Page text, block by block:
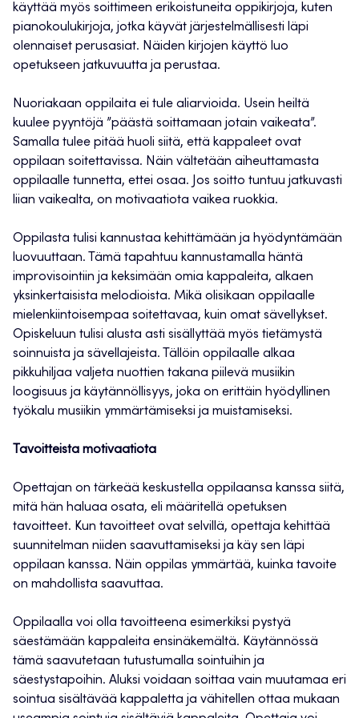
käyttää myös soittimeen erikoistuneita oppikirjoja, kuten
pianokoulukirjoja, jotka käyvät järjestelmällisesti läpi
olennaiset perusasiat. Näiden kirjojen käyttö luo
opetukseen jatkuvuutta ja perustaa.
Nuoriakaan oppilaita ei tule aliarvioida. Usein heiltä
kuulee pyyntöjä ”päästä soittamaan jotain vaikeata”.
Samalla tulee pitää huoli siitä, että kappaleet ovat
oppilaan soitettavissa. Näin vältetään aiheuttamasta
oppilaalle tunnetta, ettei osaa. Jos soitto tuntuu jatkuvasti
liian vaikealta, on motivaatiota vaikea ruokkia.
Oppilasta tulisi kannustaa kehittämään ja hyödyntämään
luovuuttaan. Tämä tapahtuu kannustamalla häntä
improvisointiin ja keksimään omia kappaleita, alkaen
yksinkertaisista melodioista. Mikä olisikaan oppilaalle
mielenkiintoisempaa soitettavaa, kuin omat sävellykset.
Opiskeluun tulisi alusta asti sisällyttää myös tietämystä
soinnuista ja sävellajeista. Tällöin oppilaalle alkaa
pikkuhiljaa valjeta nuottien takana piilevä musiikin
loogisuus ja käytännöllisyys, joka on erittäin hyödyllinen
työkalu musiikin ymmärtämiseksi ja muistamiseksi.
Tavoitteista motivaatiota
Opettajan on tärkeää keskustella oppilaansa kanssa siitä,
mitä hän haluaa osata, eli määritellä opetuksen
tavoitteet. Kun tavoitteet ovat selvillä, opettaja kehittää
suunnitelman niiden saavuttamiseksi ja käy sen läpi
oppilaan kanssa. Näin oppilas ymmärtää, kuinka tavoite
on mahdollista saavuttaa.
Oppilaalla voi olla tavoitteena esimerkiksi pystyä
säestämään kappaleita ensinäkemältä. Käytännössä
tämä saavutetaan tutustumalla sointuihin ja
säestystapoihin. Aluksi voidaan soittaa vain muutamaa eri
sointua sisältävää kappaletta ja vähitellen ottaa mukaan